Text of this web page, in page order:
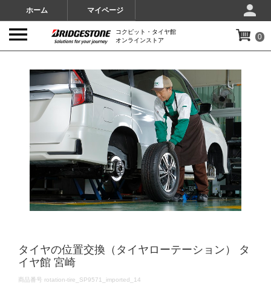
ホーム マイページ
コクピット・タイヤ館
オンラインストア
0
タイヤの位置交換（タイヤローテーション） タ
イヤ館 宮崎
DETAILS
商品番号 rotation-tire_SP9571_imported_14